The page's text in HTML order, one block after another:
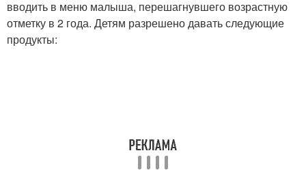
вводить в меню малыша, перешагнувшего возрастную
отметку в 2 года. Детям разрешено давать следующие
продукты: